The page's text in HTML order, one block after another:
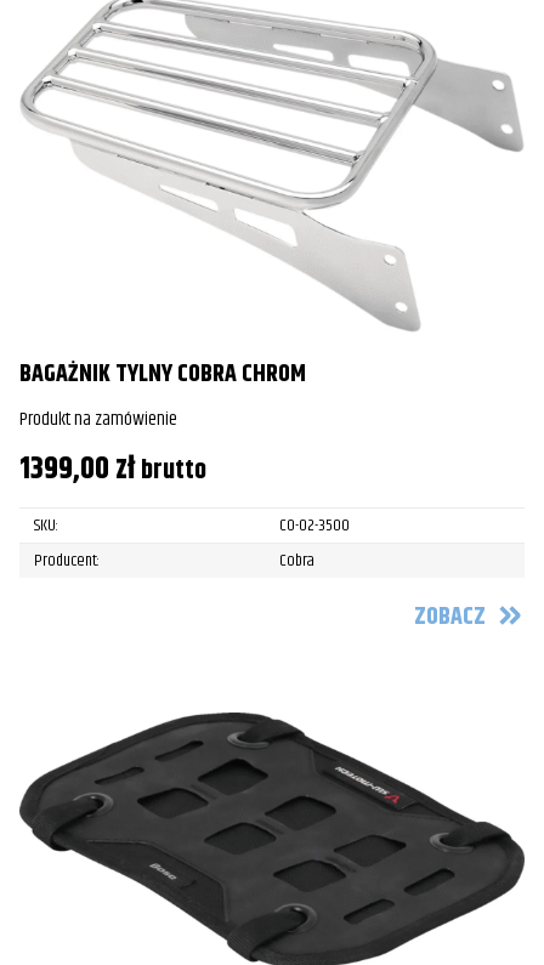
BAGAŻNIK TYLNY COBRA CHROM
Produkt na zamówienie
1399,00złbrutto
SKU:
CO-02-3500
Producent:
Cobra
ZOBACZ